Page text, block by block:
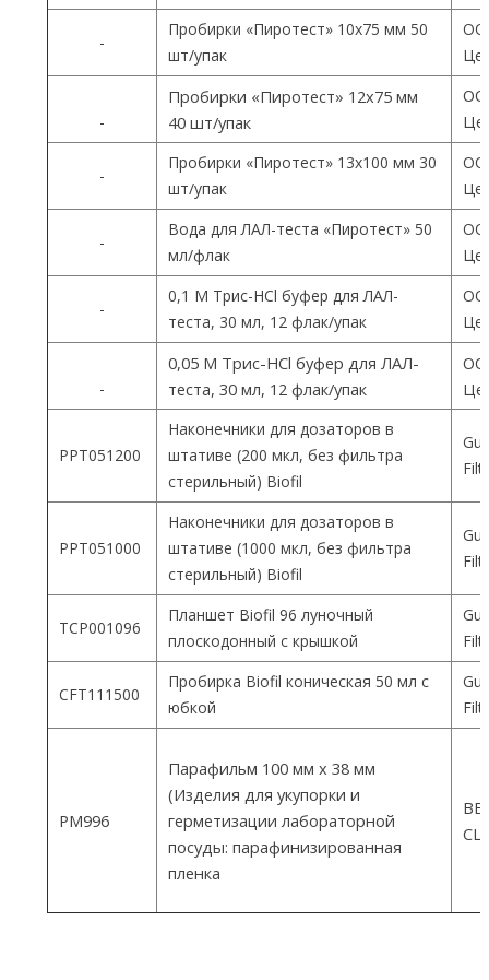
-
Пробирки «Пиротест» 10х75 мм 50
шт/упак
-
Пробирки «Пиротест» 12х75 мм
40 шт/упак
-
Пробирки «Пиротест» 13х100 мм 30
шт/упак
-
Вода для ЛАЛ-теста «Пиротест» 50
мл/флак
-
0,1 М Трис-HCl буфер для ЛАЛ-
теста, 30 мл, 12 флак/упак
-
0,05 М Трис-HCl буфер для ЛАЛ-
теста, 30 мл, 12 флак/упак
PPT051200
Наконечники для дозаторов в
штативе (200 мкл, без фильтра
стерильный) Biofil
PPT051000
Наконечники для дозаторов в
штативе (1000 мкл, без фильтра
стерильный) Biofil
TCP001096
Планшет Biofil 96 луночный
плоскодонный с крышкой
CFT111500
Пробирка Biofil коническая 50 мл с
юбкой
PM996
Парафильм 100 мм х 38 мм
(Изделия для укупорки и
герметизации лабораторной
посуды: парафинизированная
пленка